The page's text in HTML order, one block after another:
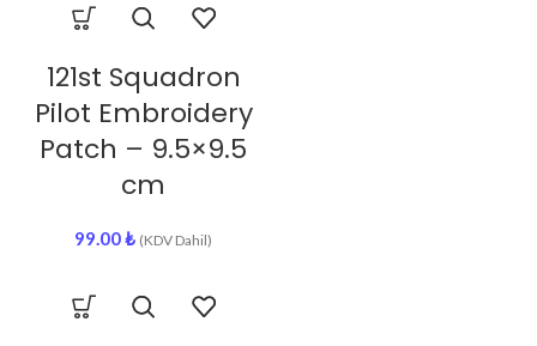
121st Squadron
Pilot Embroidery
Patch – 9.5×9.5
cm
99.00₺ (KDV Dahil)